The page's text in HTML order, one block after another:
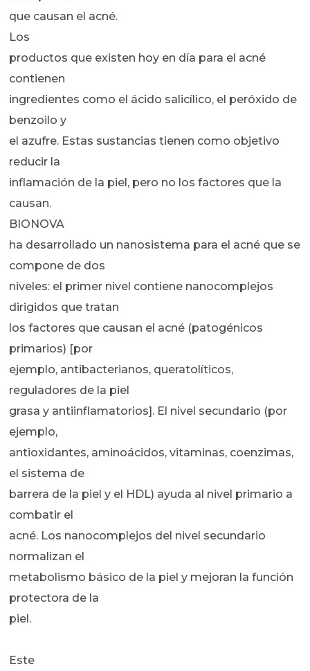
que causan el acné.
Los
productos que existen hoy en día para el acné
contienen
ingredientes como el ácido salicílico, el peróxido de
benzoilo y
el azufre. Estas sustancias tienen como objetivo
reducir la
inflamación de la piel, pero no los factores que la
causan.
BIONOVA
ha desarrollado un nanosistema para el acné que se
compone de dos
niveles: el primer nivel contiene nanocomplejos
dirigidos que tratan
los factores que causan el acné (patogénicos
primarios) [por
ejemplo, antibacterianos, queratolíticos,
reguladores de la piel
grasa y antiinflamatorios]. El nivel secundario (por
ejemplo,
antioxidantes, aminoácidos, vitaminas, coenzimas,
el sistema de
barrera de la piel y el HDL) ayuda al nivel primario a
combatir el
acné. Los nanocomplejos del nivel secundario
normalizan el
metabolismo básico de la piel y mejoran la función
protectora de la
piel.
Este